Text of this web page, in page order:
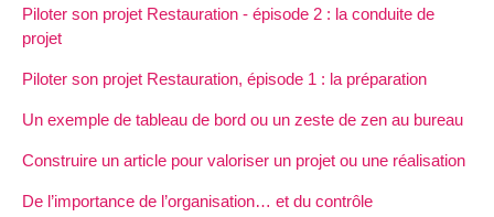
Piloter son projet Restauration - épisode 2 : la conduite de
projet
Piloter son projet Restauration, épisode 1 : la préparation
Un exemple de tableau de bord ou un zeste de zen au bureau
Construire un article pour valoriser un projet ou une réalisation
De l’importance de l’organisation… et du contrôle